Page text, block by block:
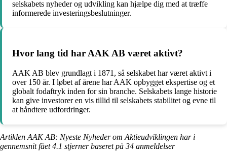
selskabets nyheder og udvikling kan hjælpe dig med at træffe
informerede investeringsbeslutninger.
Hvor lang tid har AAK AB været aktivt?
AAK AB blev grundlagt i 1871, så selskabet har været aktivt i
over 150 år. I løbet af årene har AAK opbygget ekspertise og et
globalt fodaftryk inden for sin branche. Selskabets lange historie
kan give investorer en vis tillid til selskabets stabilitet og evne til
at håndtere udfordringer.
Artiklen AAK AB: Nyeste Nyheder om Aktieudviklingen har i
gennemsnit fået4.1 stjerner baseret på 34 anmeldelser